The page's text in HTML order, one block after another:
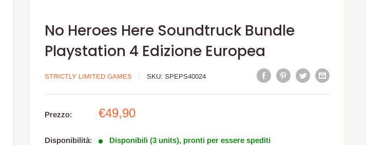
No Heroes Here Soundtruck Bundle
Playstation 4 Edizione Europea
STRICTLY LIMITED GAMES SKU: SPEPS40024
Prezzo:
Prezzo
€49,90
Disponibilità: Disponibili (3 units), pronti per essere spediti